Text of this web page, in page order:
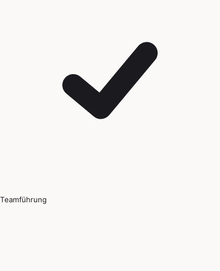
Teamführung